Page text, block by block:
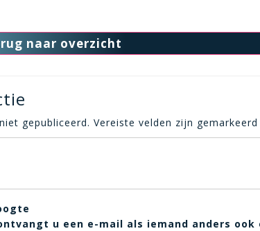
naar overzicht
gepubliceerd. Vereiste velden zijn
u een e-mail als iemand anders ook